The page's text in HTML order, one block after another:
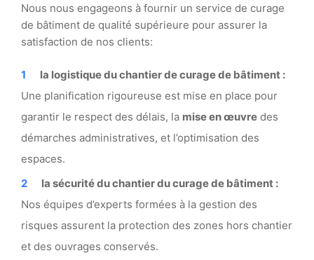
Nous nous engageons à fournir un service de curage
de bâtiment de qualité supérieure pour assurer la
satisfaction de nos clients:
la logistique du chantier de curage de bâtiment :
Une planification rigoureuse est mise en place pour
garantir le respect des délais, la mise en œuvre des
démarches administratives, et l’optimisation des
espaces.
la sécurité du chantier du curage de bâtiment :
Nos équipes d’experts formées à la gestion des
risques assurent la protection des zones hors chantier
et des ouvrages conservés.